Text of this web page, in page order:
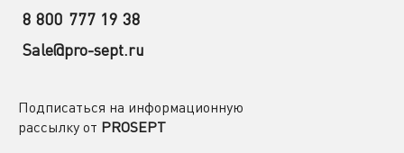
8 800 777 19 38
Sale@pro-sept.ru
Подписаться на информационную
рассылку от PROSEPT